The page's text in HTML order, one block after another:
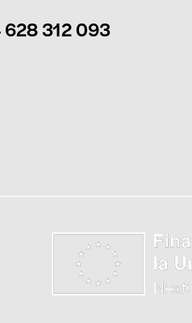
628 312 093